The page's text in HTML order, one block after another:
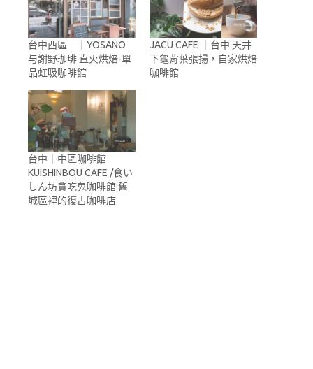
台中西區 ｜YOSANO
与謝野珈琲 直火烘焙-單
品虹吸咖啡館
JACU CAFE ｜台中 天井
下龜背葉張揚，自家烘焙
咖啡館
台中｜中區咖啡館
KUISHINBOU CAFE /食い
しん坊貪吃鬼咖啡館:舊
城區裡的復古咖啡店